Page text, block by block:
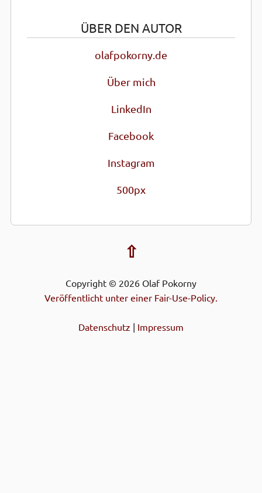
ÜBER DEN AUTOR
olafpokorny.de
Über mich
LinkedIn
Facebook
Instagram
500px
⇧
Copyright © 2026 Olaf Pokorny
Veröffentlicht unter einer Fair-Use-Policy.
Datenschutz | Impressum